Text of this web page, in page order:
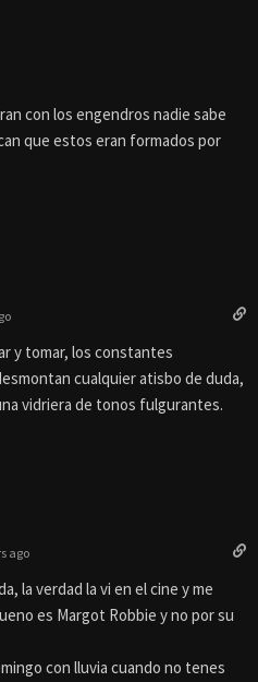
con los engendros nadie sabe
que estos eran formados por
y tomar, los constantes
cualquier atisbo de duda,
vidriera de tonos fulgurantes.
ago
la verdad la vi en el cine y me
es Margot Robbie y no por su
con lluvia cuando no tenes